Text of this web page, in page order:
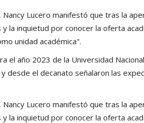
Lucero manifestó que tras la
la inquietud por conocer la oferta
unidad académica".
el año 2023 de la Universidad
desde el decanato señalaron las
Lucero manifestó que tras la
la inquietud por conocer la oferta